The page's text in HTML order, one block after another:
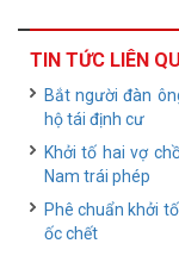
TIN TỨC LIÊN
Bắt người đàn
hộ tái định cư
Khởi tố hai vợ
Nam trái phép
Phê chuẩn khởi
ốc chết